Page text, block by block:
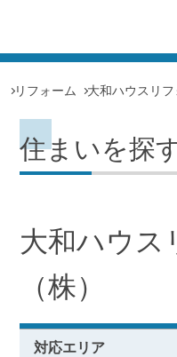
リフォーム 大和ハウスリフ
住まいを探
大和ハウス
（株）
対応エリア